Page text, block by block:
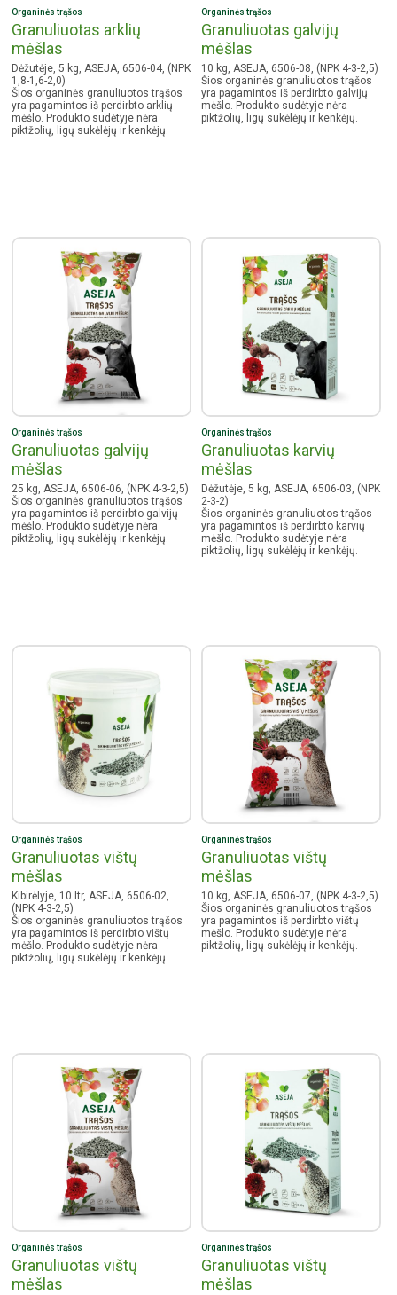
Organinės trąšos
Granuliuotas arklių
mėšlas
Dėžutėje, 5 kg, ASEJA, 6506-04, (NPK
1,8-1,6-2,0)
Šios organinės granuliuotos trąšos
yra pagamintos iš perdirbto arklių
mėšlo. Produkto sudėtyje nėra
piktžolių, ligų sukėlėjų ir kenkėjų.
Organinės trąšos
Granuliuotas galvijų
mėšlas
10 kg, ASEJA, 6506-08, (NPK 4-3-2,5)
Šios organinės granuliuotos trąšos
yra pagamintos iš perdirbto galvijų
mėšlo. Produkto sudėtyje nėra
piktžolių, ligų sukėlėjų ir kenkėjų.
Organinės trąšos
Granuliuotas galvijų
mėšlas
25 kg, ASEJA, 6506-06, (NPK 4-3-2,5)
Šios organinės granuliuotos trąšos
yra pagamintos iš perdirbto galvijų
mėšlo. Produkto sudėtyje nėra
piktžolių, ligų sukėlėjų ir kenkėjų.
Organinės trąšos
Granuliuotas karvių
mėšlas
Dėžutėje, 5 kg, ASEJA, 6506-03, (NPK
2-3-2)
Šios organinės granuliuotos trąšos
yra pagamintos iš perdirbto karvių
mėšlo. Produkto sudėtyje nėra
piktžolių, ligų sukėlėjų ir kenkėjų.
Organinės trąšos
Granuliuotas vištų
mėšlas
Kibirėlyje, 10 ltr, ASEJA, 6506-02,
(NPK 4-3-2,5)
Šios organinės granuliuotos trąšos
yra pagamintos iš perdirbto vištų
mėšlo. Produkto sudėtyje nėra
piktžolių, ligų sukėlėjų ir kenkėjų.
Organinės trąšos
Granuliuotas vištų
mėšlas
10 kg, ASEJA, 6506-07, (NPK 4-3-2,5)
Šios organinės granuliuotos trąšos
yra pagamintos iš perdirbto vištų
mėšlo. Produkto sudėtyje nėra
piktžolių, ligų sukėlėjų ir kenkėjų.
Organinės trąšos
Granuliuotas vištų
mėšlas
Organinės trąšos
Granuliuotas vištų
mėšlas